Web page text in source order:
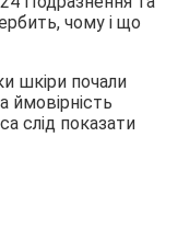
шкіри почали
ймовірність
слід показати